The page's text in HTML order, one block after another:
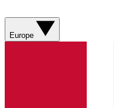
Europe